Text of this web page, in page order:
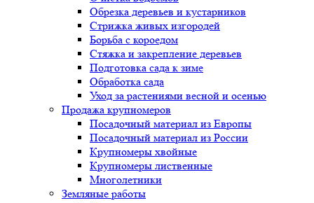
Обрезка деревьев и кустарников
Стрижка живых изгородей
Борьба с короедом
Стяжка и закрепление деревьев
Подготовка сада к зиме
Обработка сада
Уход за растениями весной и осенью
Продажа крупномеров
Посадочный материал из Европы
Посадочный материал из России
Крупномеры хвойные
Крупномеры лиственные
Многолетники
Земляные работы